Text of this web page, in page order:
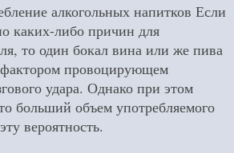
алкогольных напитков Если
каких-либо причин для
то один бокал вина или же пива
фактором провоцирующем
удара. Однако при этом
больший объем употребляемого
вероятность.